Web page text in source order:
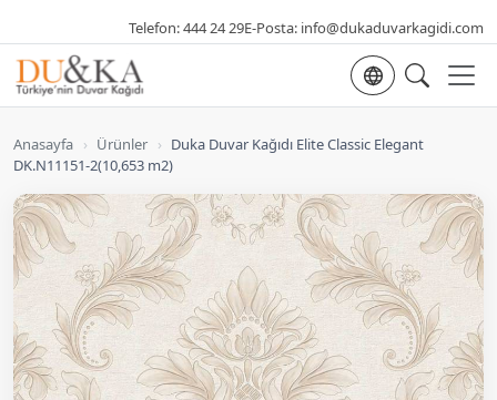
Telefon:444 24 29E-Posta: info@dukaduvarkagidi.com
Dil seçimi
Anasayfa › Ürünler › Duka Duvar Kağıdı Elite Classic Elegant
DK.N11151-2(10,653 m2)